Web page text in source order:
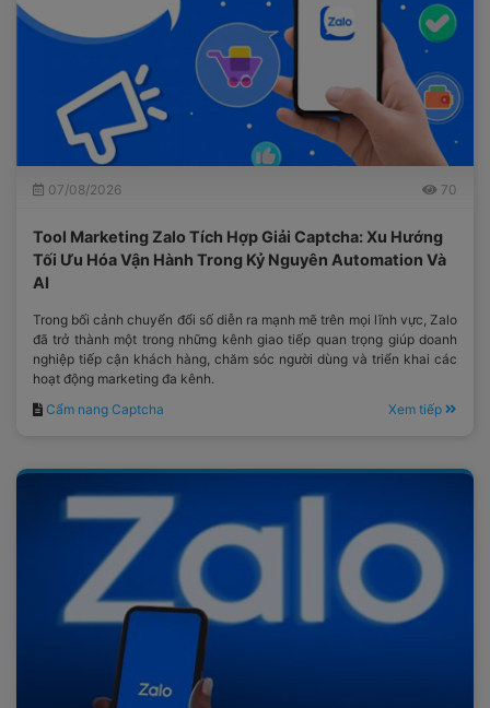
07/08/2026 70
Tool Marketing Zalo Tích Hợp Giải Captcha: Xu Hướng
Tối Ưu Hóa Vận Hành Trong Kỷ Nguyên Automation Và
AI
Trong bối cảnh chuyển đổi số diễn ra mạnh mẽ trên mọi lĩnh vực, Zalo
đã trở thành một trong những kênh giao tiếp quan trọng giúp doanh
nghiệp tiếp cận khách hàng, chăm sóc người dùng và triển khai các
hoạt động marketing đa kênh.
Cẩm nang Captcha
Xem tiếp